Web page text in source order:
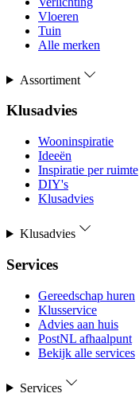
Vloeren
Tuin
Alle merken
Assortiment
Klusadvies
Wooninspiratie
Ideeën
Inspiratie per ruimte
DIY's
Klusadvies
Klusadvies
Services
Gereedschap huren
Klusservice
Advies aan huis
PostNL afhaalpunt
Bekijk alle services
Services